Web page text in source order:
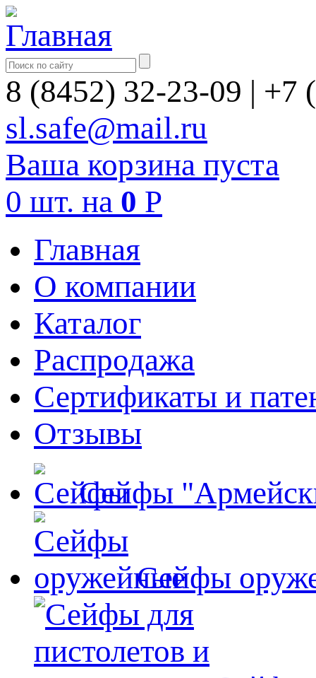
8 (8452) 32-23-09 | +7
sl.safe@mail.ru
Ваша корзина пуста
0 шт. на 0 Р
Главная
О компании
Каталог
Распродажа
Сертификаты и
Отзывы
Сейфы
Сейфы